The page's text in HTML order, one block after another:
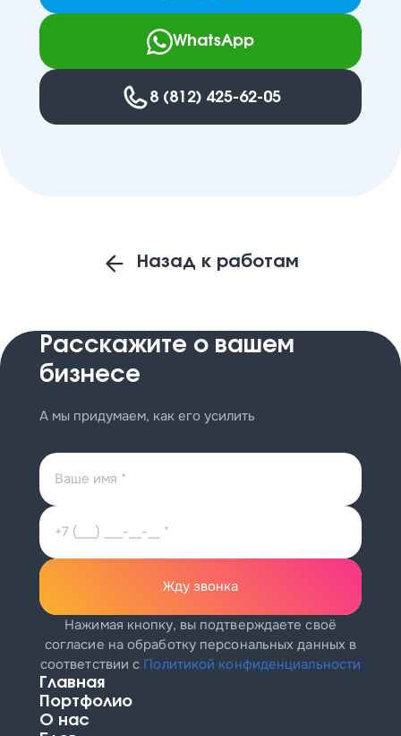
WhatsApp
8 (812) 425-62-05
Назад к работам
Расскажите о вашем
бизнесе
А мы придумаем, как его усилить
Жду звонка
Нажимая кнопку, вы подтверждаете своё
согласие на обработку персональных данных в
соответствии с Политикой конфиденциальности
Главная
Портфолио
О нас